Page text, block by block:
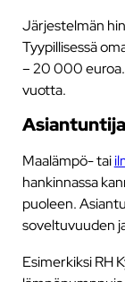
Järjestelmän
Tyypillisessä
– 20 000 euroa.
vuotta.
Maalämpö- tai
hankinnassa
puoleen.
soveltuvuuden
Esimerkiksi RH